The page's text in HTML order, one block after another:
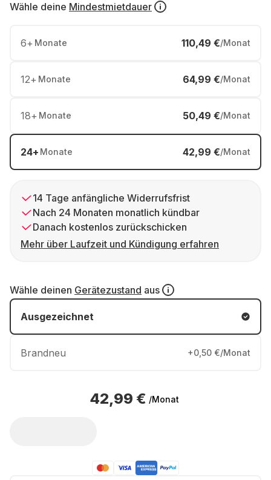
Wähle deine Mindestmietdauer
6+ Monate 110,49 €/Monat
12+ Monate 64,99 €/Monat
18+ Monate 50,49 €/Monat
24+ Monate 42,99 €/Monat
14 Tage anfängliche Widerrufsfrist
Nach 24 Monaten monatlich kündbar
Danach kostenlos zurückschicken
Mehr über Laufzeit und Kündigung erfahren
Wähle deinen Gerätezustand aus
Ausgezeichnet
Brandneu +0,50 €/Monat
42,99 € /Monat